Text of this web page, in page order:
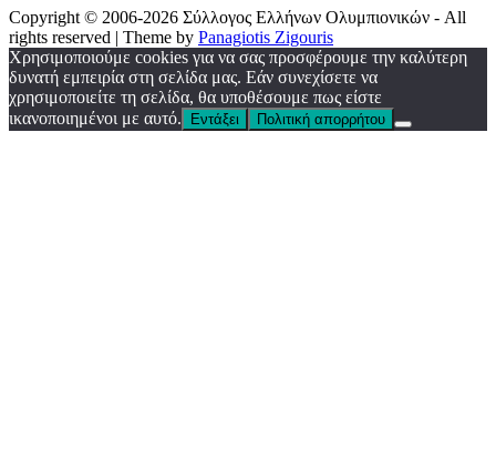
Copyright © 2006-2026 Σύλλογος Ελλήνων Ολυμπιονικών - All
rights reserved | Theme by Panagiotis Zigouris
Χρησιμοποιούμε cookies για να σας προσφέρουμε την καλύτερη
δυνατή εμπειρία στη σελίδα μας. Εάν συνεχίσετε να
χρησιμοποιείτε τη σελίδα, θα υποθέσουμε πως είστε
ικανοποιημένοι με αυτό.
Εντάξει Πολιτική απορρήτου